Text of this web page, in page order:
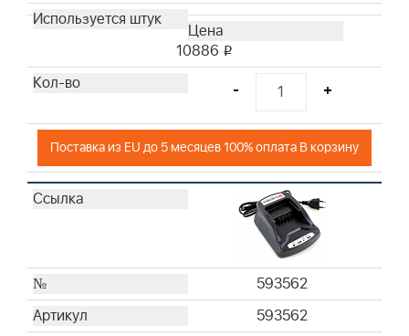
10886 i
- +
Поставка из EU до 5 месяцев 100% оплата В корзину
593562
593562